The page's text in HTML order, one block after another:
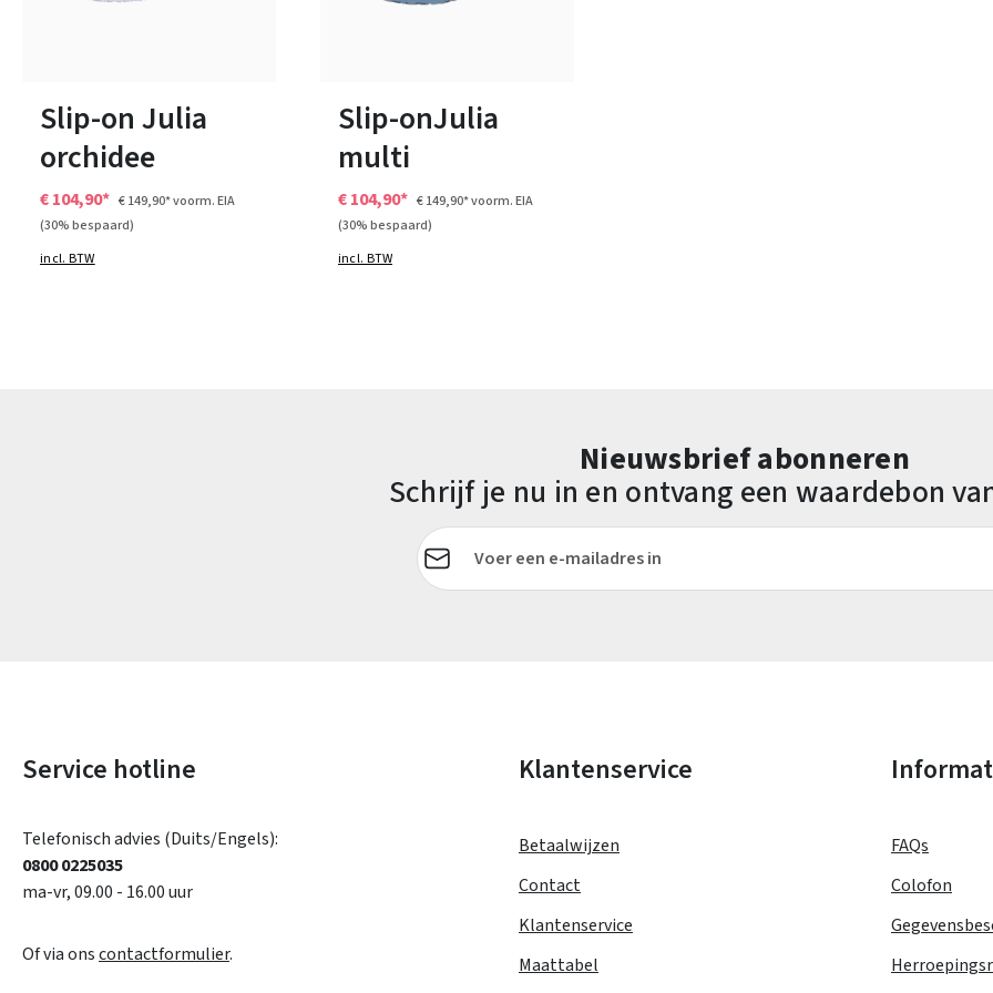
Slip-on Julia
orchidee
€ 104,90* € 149,90*voorm. EIA
(30% bespaard)
incl. BTW
Slip-onJulia
multi
€ 104,90* € 149,90*voorm. EIA
(30% bespaard)
incl. BTW
Nieuwsbrief abonneren
Schrijf je nu in en ontvang een waardebon
E-mailadres*
Service hotline
Telefonisch advies (Duits/Engels):
0800 0225035
ma-vr, 09.00 - 16.00 uur
Of via onscontactformulier.
Klantenservice
Betaalwijzen
Contact
Klantenservice
Maattabel
FAQs
Colofon